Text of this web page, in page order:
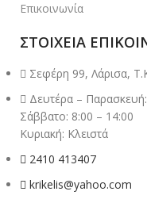
Επικοινωνία
ΣΤΟΙΧΕΙΑ
Σεφέρη 99, Λάρισα,
Δευτέρα –
Σάββατο: 8:00 – 14:00
Κυριακή: Κλειστά
2410 413407
krikelis@yahoo.com